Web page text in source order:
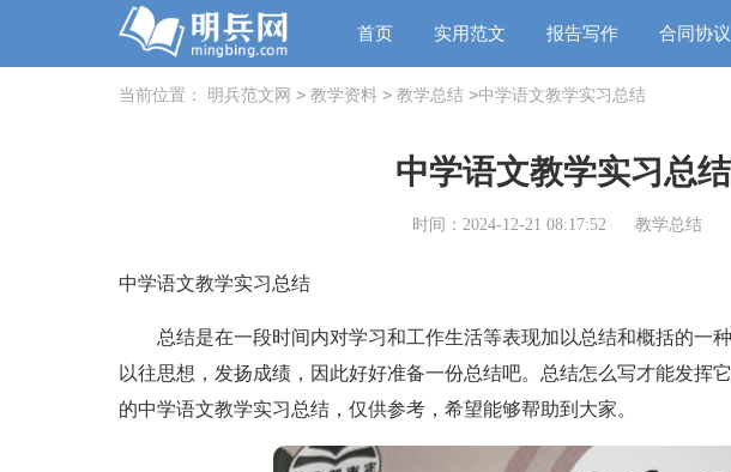
首页 实用范文 报告写作 合同协议
当前位置： 明兵范文网 > 教学资料 > 教学总结 >中学语文教学实习总结
中学语文教学实习总结
时间：2024-12-21 08:17:52 教学总结
中学语文教学实习总结
总结是在一段时间内对学习和工作生活等表现加以总结和概括的一
以往思想，发扬成绩，因此好好准备一份总结吧。总结怎么写才能发挥
的中学语文教学实习总结，仅供参考，希望能够帮助到大家。